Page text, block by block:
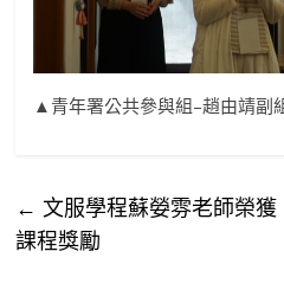
▲青年署公共參與組–趙由靖副
← 文服學程蘇嫈雰老師榮
課程獎勵